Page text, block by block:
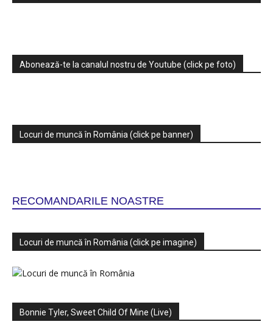
Abonează-te la canalul nostru de Youtube (click pe foto)
Locuri de muncă în România (click pe banner)
RECOMANDARILE NOASTRE
Locuri de muncă în România (click pe imagine)
Bonnie Tyler, Sweet Child Of Mine (Live)